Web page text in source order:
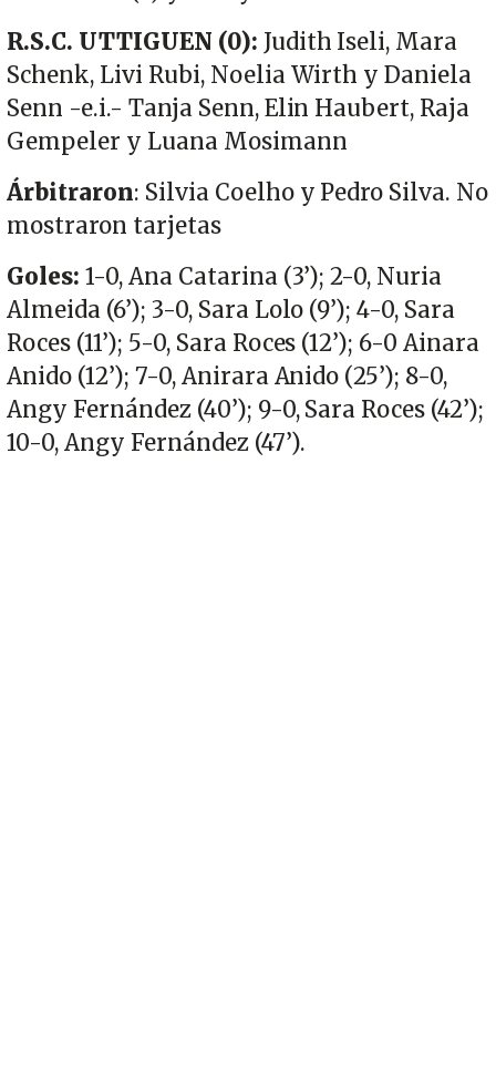
R.S.C. UTTIGUEN (0): Judith Iseli, Mara
Schenk, Livi Rubi, Noelia Wirth y Daniela
Senn -e.i.- Tanja Senn, Elin Haubert, Raja
Gempeler y Luana Mosimann
Árbitraron: Silvia Coelho y Pedro Silva. No
mostraron tarjetas
Goles: 1-0, Ana Catarina (3’); 2-0, Nuria
Almeida (6’); 3-0, Sara Lolo (9’); 4-0, Sara
Roces (11’); 5-0, Sara Roces (12’); 6-0 Ainara
Anido (12’); 7-0, Anirara Anido (25’); 8-0,
Angy Fernández (40’); 9-0, Sara Roces (42’);
10-0, Angy Fernández (47’).